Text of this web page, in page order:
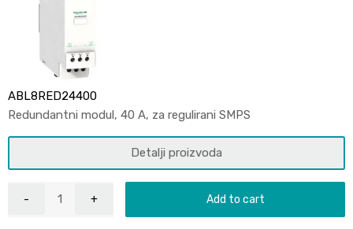
ABL8RED24400
Redundantni modul, 40 A, za regulirani SMPS
Detalji proizvoda
Add to cart